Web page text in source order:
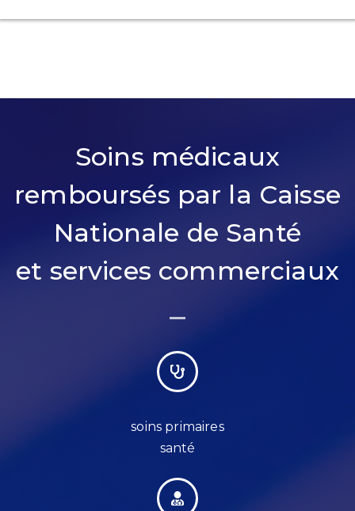
Soins médicaux
remboursés par la Caisse
Nationale de Santé
et services commerciaux
soins primaires
santé